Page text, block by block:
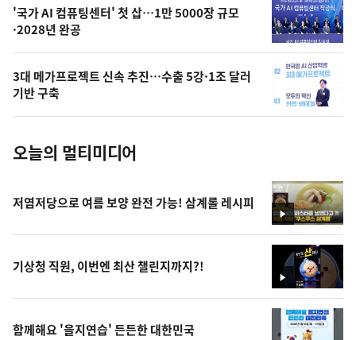
오
늘
의
사
진
'국가 AI 컴퓨팅센터' 첫 삽…1만 5000장 규모
·2028년 완공
3대 메가프로젝트 신속 추진…수출 5강·1조 달러
기반 구축
오늘의 멀티미디어
영
상
저염저당으로 여름 보양 완전 가능! 삼계롤 레시피
영
상
기상청 직원, 이번엔 최산 챌린지까지?!
함께해요 '을지연습' 든든한 대한민국